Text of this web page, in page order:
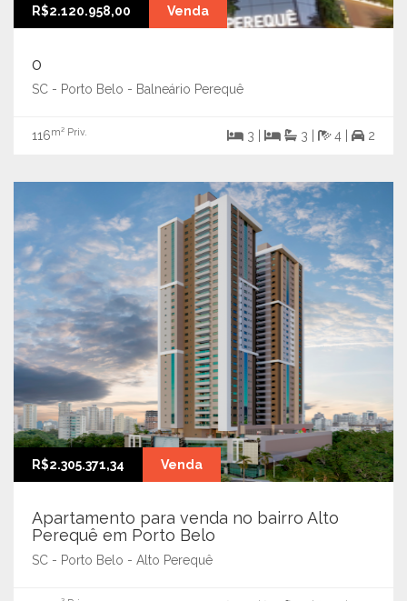
R$2.120.958,00 Venda
0
SC - Porto Belo - Balneário Perequê
116m² Priv. 3 | 3 | 4 | 2
R$2.305.371,34 Venda
Apartamento para venda no bairro Alto
Perequê em Porto Belo
SC - Porto Belo - Alto Perequê